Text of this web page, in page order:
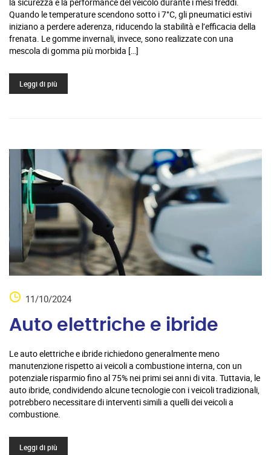
Quando le temperature scendono sotto i 7°C, gli pneumatici estivi
iniziano a perdere aderenza, riducendo la stabilità e l’efficacia della
frenata. Le gomme invernali, invece, sono realizzate con una
mescola di gomma più morbida […]
Leggi di più
11/10/2024
Auto elettriche e ibride
Le auto elettriche e ibride richiedono generalmente meno
manutenzione rispetto ai veicoli a combustione interna, con un
potenziale risparmio fino al 75% nei primi sei anni di vita. Tuttavia, le
auto ibride, condividendo alcune tecnologie con i veicoli tradizionali,
potrebbero necessitare di interventi simili a quelli dei veicoli a
combustione.
Leggi di più